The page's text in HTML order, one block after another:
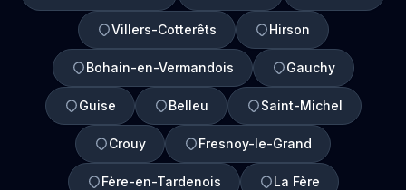
Villers-Cotterêts Hirson
Bohain-en-Vermandois Gauchy
Guise Belleu Saint-Michel
Crouy Fresnoy-le-Grand
Fère-en-Tardenois La Fère